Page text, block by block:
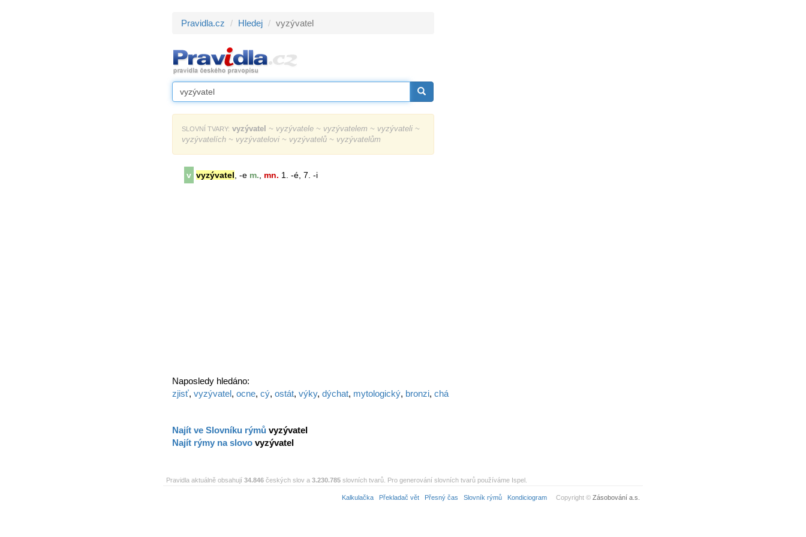
Pravidla.cz Hledej vyzývatel
SLOVNÍ TVARY: vyzývatel ~ vyzývatele ~ vyzývatelem ~ vyzývateli ~
vyzývatelích ~ vyzývatelovi ~ vyzývatelů ~ vyzývatelům
v vyzývatel , -e m. mn. 1. -é, 7. -i
Naposledy hledáno:
zjisť, vyzývatel, ocne, cý, ostát, výky, dýchat, mytologický, bronzi, chá
Najít ve Slovníku rýmů vyzývatel
Najít rýmy na slovo vyzývatel
Pravidla aktuálně obsahují 34.846 českých slov a 3.230.785 slovních tvarů. Pro generování slovních tvarů používáme Ispel.
Kalkulačka Překladač vět Přesný čas Slovník rýmů Kondiciogram Copyright © Zásobování a.s.